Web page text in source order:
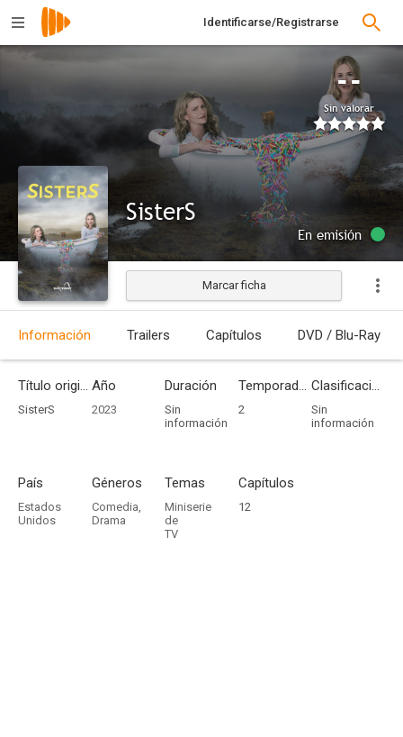
Identificarse/Registrarse
--
Sin valorar
SisterS
En emisión
Marcar ficha
Información Trailers Capítulos DVD / Blu-Ray
Título original
SisterS
Año
2023
Duración
Sin
información
Temporadas
2
Clasificación por edades
Sin
información
País
Estados
Unidos
Géneros
Comedia,
Drama
Temas
Miniserie
de
TV
Capítulos
12